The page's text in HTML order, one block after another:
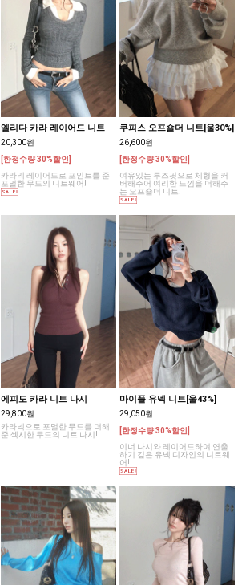
엘리다 카라 레이어드 니트
20,300원
[한정수량 30%할인]
카라넥 레이어드로 포인트를 준
포멀한 무드의 니트웨어!
쿠피스 오프숄더 니트[울30%]
26,600원
[한정수량 30%할인]
여유있는 루즈핏으로 체형을 커
버해주어 여리한 느낌을 더해주
는 오프숄더 니트!
에피도 카라 니트 나시
29,800원
카라넥으로 포멀한 무드를 더해
준 섹시한 무드의 니트 나시!
마이플 유넥 니트[울43%]
29,050원
[한정수량 30%할인]
이너 나시와 레이어드하여 연출
하기 깊은 유넥 디자인의 니트웨
어!